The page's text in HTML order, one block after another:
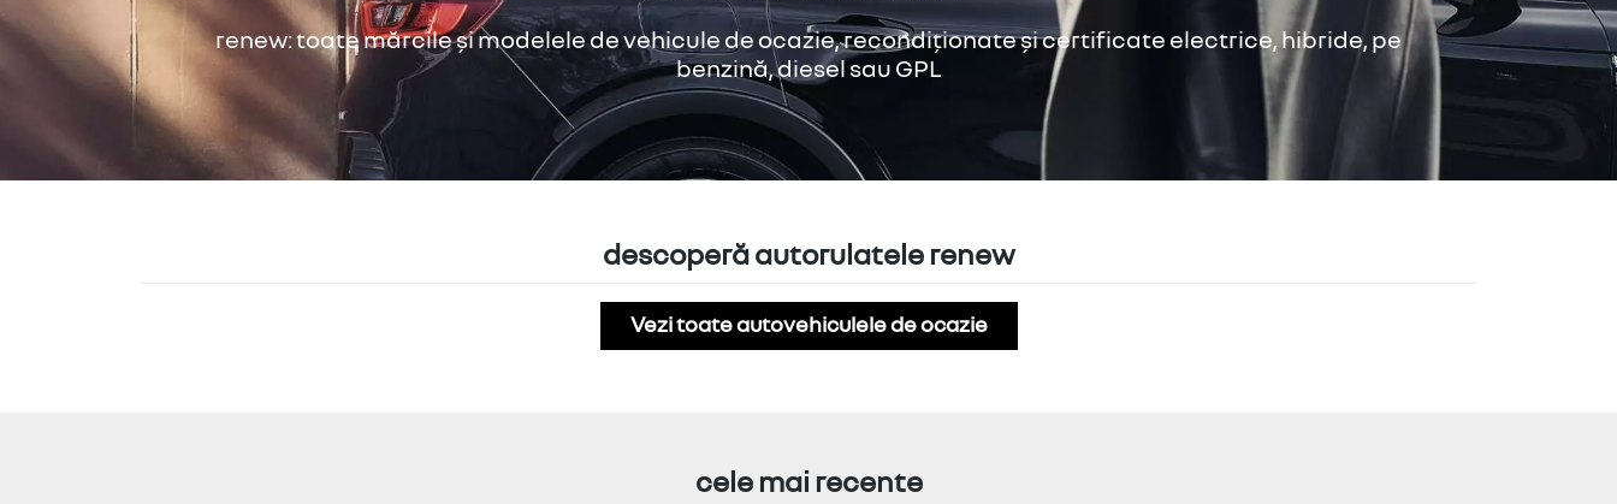
renew: toate mărcile și modelele de vehicule de ocazie, recondiționate și certificate electrice, hibride, pe
benzină, diesel sau GPL
descoperă autorulatele renew
Vezi toate autovehiculele de ocazie
cele mai recente